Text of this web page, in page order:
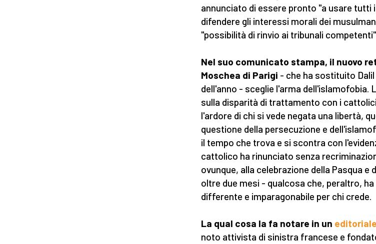
annunciato di essere pronto "a usare tutti
difendere gli interessi morali dei
"possibilità di rinvio ai tribunali
Nel suo comunicato stampa, il nuovo
Moschea di Parigi - che ha sostituito
dell'anno - sceglie l'arma dell'islamofobia.
sulla disparità di trattamento con i
l'ardore di chi si vede negata una libertà,
questione della persecuzione e
il tempo che trova e si scontra con
cattolico ha rinunciato senza
ovunque, alla celebrazione della Pasqua e
oltre due mesi - qualcosa che, peraltro,
differente e imparagonabile per chi crede.
La qual cosa la fa notare in un editoriale
noto attivista di sinistra francese e